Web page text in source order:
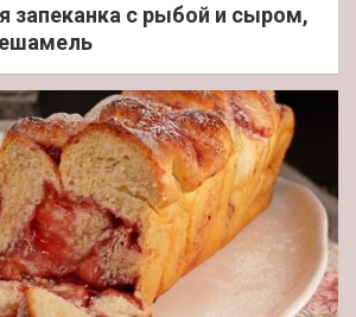
запеканка с рыбой и сыром,